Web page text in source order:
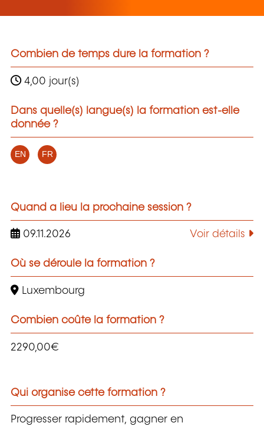
Combien de temps dure la formation ?
4,00 jour(s)
Dans quelle(s) langue(s) la formation est-elle
donnée ?
EN FR
Quand a lieu la prochaine session ?
09.11.2026 Voir détails
Où se déroule la formation ?
Luxembourg
Combien coûte la formation ?
2290,00€
Qui organise cette formation ?
Progresser rapidement, gagner en